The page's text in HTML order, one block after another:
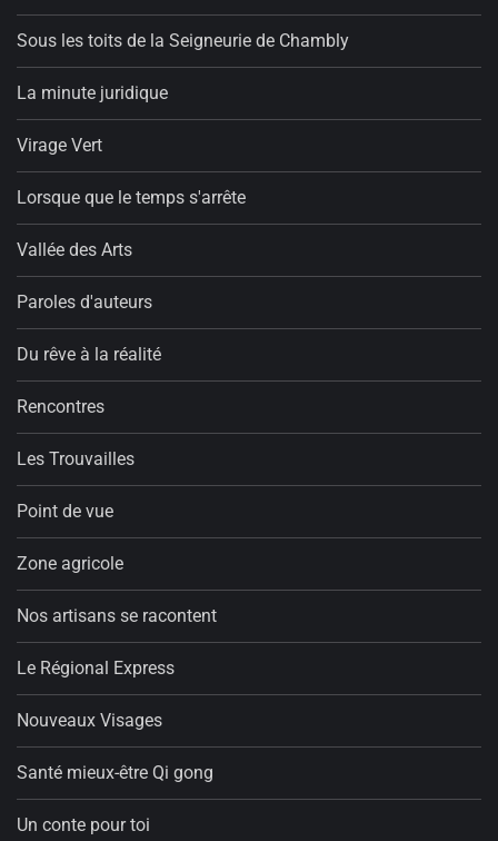
Sous les toits de la Seigneurie de Chambly
La minute juridique
Virage Vert
Lorsque que le temps s'arrête
Vallée des Arts
Paroles d'auteurs
Du rêve à la réalité
Rencontres
Les Trouvailles
Point de vue
Zone agricole
Nos artisans se racontent
Le Régional Express
Nouveaux Visages
Santé mieux-être Qi gong
Un conte pour toi